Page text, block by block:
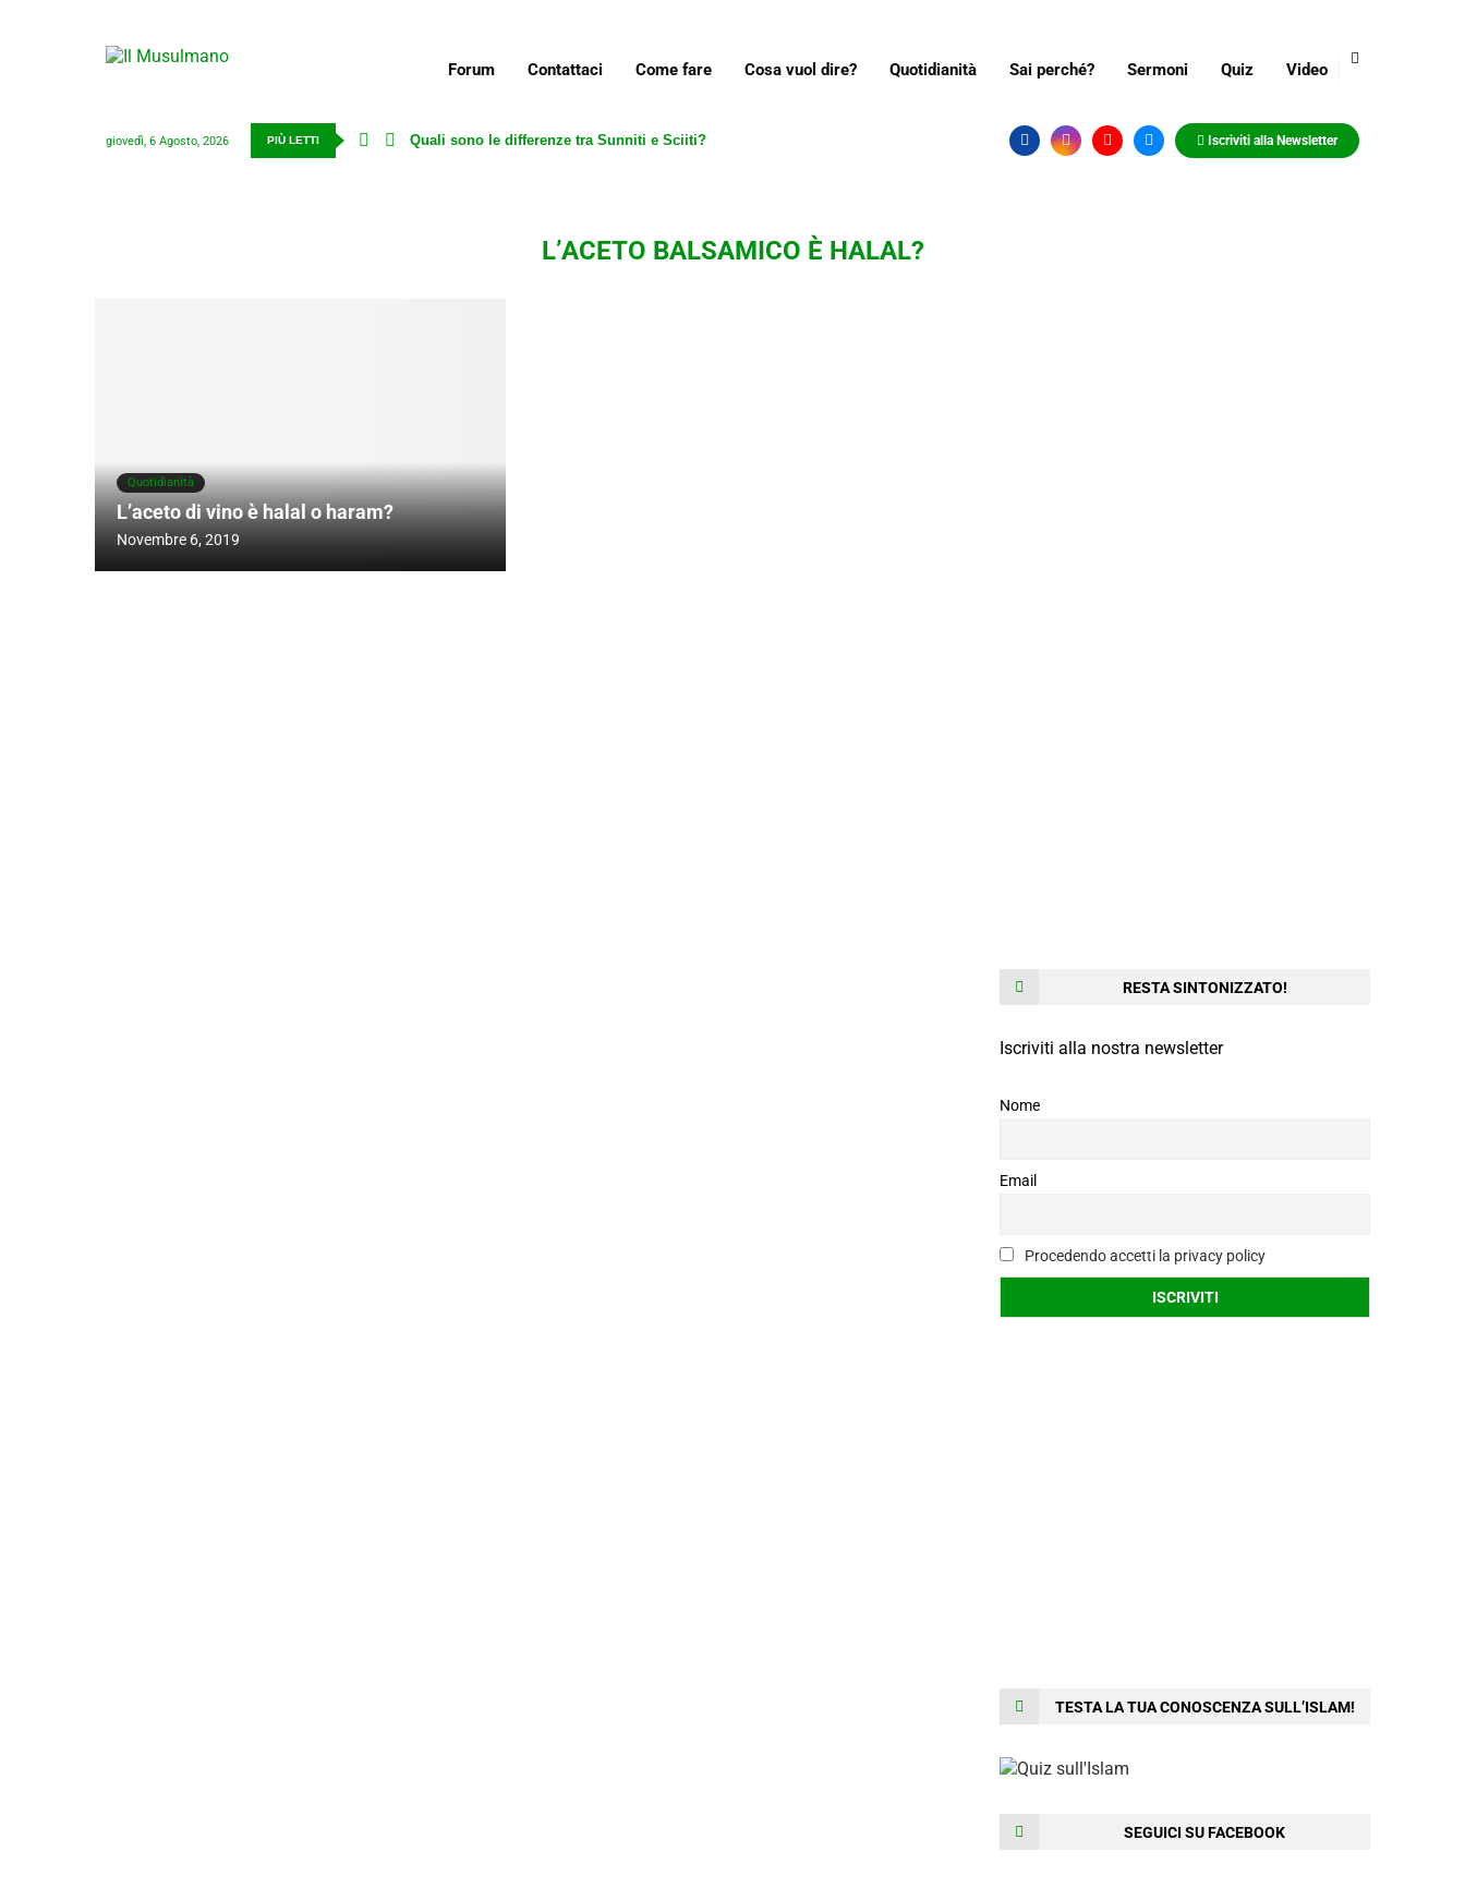
Forum Contattaci Come fare Cosa vuol dire? Quotidianità Sai perché? Sermoni Quiz Video
giovedì, 6 Agosto, 2026 PIÙ LETTI Quali sono le differenze tra Sunniti e Sciiti? Iscriviti alla Newsletter
L’ACETO BALSAMICO È HALAL?
Quotidianità
L’aceto di vino è halal o haram?
Novembre 6, 2019
RESTA SINTONIZZATO!
Iscriviti alla nostra newsletter
Nome
Email
Procedendo accetti la privacy policy
TESTA LA TUA CONOSCENZA SULL’ISLAM!
SEGUICI SU FACEBOOK